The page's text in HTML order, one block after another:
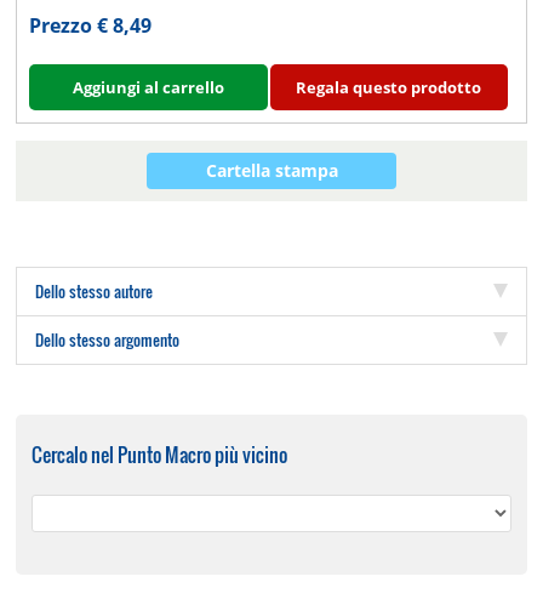
Prezzo € 8,49
Aggiungi al carrello Regala questo prodotto
Cartella stampa
Dello stesso autore
Dello stesso argomento
Cercalo nel Punto Macro più vicino